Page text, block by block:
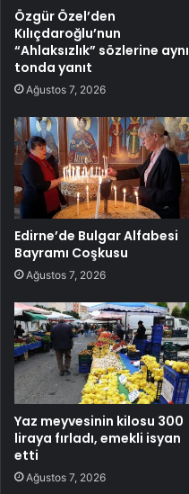
Özgür Özel’den
Kılıçdaroğlu’nun
“Ahlaksızlık” sözlerine aynı
tonda yanıt
Ağustos 7, 2026
Edirne’de Bulgar Alfabesi
Bayramı Coşkusu
Ağustos 7, 2026
Yaz meyvesinin kilosu 300
liraya fırladı, emekli isyan
etti
Ağustos 7, 2026